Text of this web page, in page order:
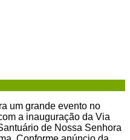
um grande evento no
a inauguração da Via
de Nossa Senhora